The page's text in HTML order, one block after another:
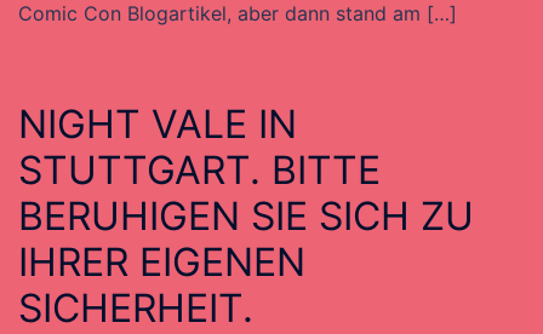
Comic Con Blogartikel, aber dann stand am […]
NIGHT VALE IN
STUTTGART. BITTE
BERUHIGEN SIE SICH ZU
IHRER EIGENEN
SICHERHEIT.